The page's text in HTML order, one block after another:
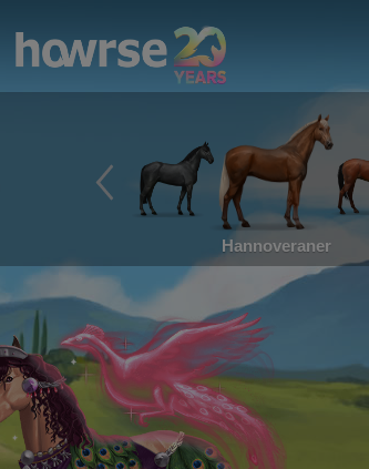
Hannoveraner